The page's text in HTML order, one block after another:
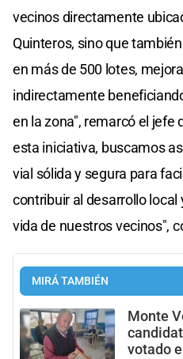
vecinos directamente
Quinteros, sino que
en más de 500 lotes,
indirectamente
en la zona", remarcó el jefe
esta iniciativa, buscamos
vial sólida y segura para
contribuir al desarrollo local
vida de nuestros vecinos",
MIRÁ TAMBIÉN
Monte
votado